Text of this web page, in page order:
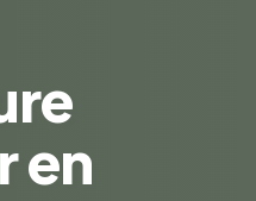
en